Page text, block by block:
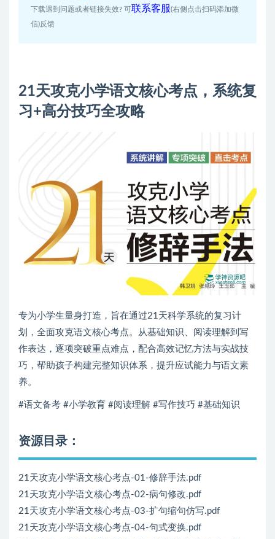
下载遇到问题或者链接失效? 可 联系客服(右侧点击扫码添加微
信)反馈
21天攻克小学语文核心考点，系统复
习+高分技巧全攻略
专为小学生量身打造，旨在通过21天科学系统的复习计
划，全面攻克语文核心考点。从基础知识、阅读理解到写
作表达，逐项突破重点难点，配合高效记忆方法与实战技
巧，帮助孩子构建完整知识体系，提升应试能力与语文素
养。
#语文备考 #小学教育 #阅读理解 #写作技巧 #基础知识
资源目录：
21天攻克小学语文核心考点-01-修辞手法.pdf
21天攻克小学语文核心考点-02-病句修改.pdf
21天攻克小学语文核心考点-03-扩句缩句仿写.pdf
21天攻克小学语文核心考点-04-句式变换.pdf